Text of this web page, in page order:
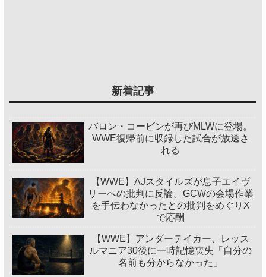
新着記事
バロン・コービンが再びMLWに登場。
WWE復帰前に収録した試合が放送さ
れる
【WWE】AJスタイルズが息子エイヴ
リーへの批判に反論。GCWの会場作業
を手伝わなかったとの批判をめぐりX
で応酬
【WWE】アンダーテイカー、レッス
ルマニア30後に一時記憶喪失「自分の
名前も分からなかった」